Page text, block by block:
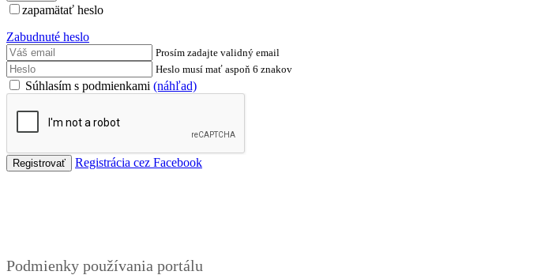
zapamätať heslo
Zabudnuté heslo
Prosím zadajte validný email
Heslo musí mať aspoň 6 znakov
Súhlasím s podmienkami (náhľad)
Registrácia cez Facebook
Podmienky používania portálu